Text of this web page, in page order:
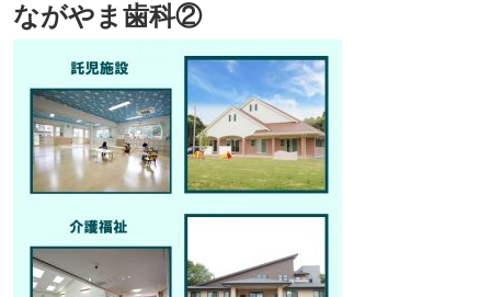
ながやま歯科②